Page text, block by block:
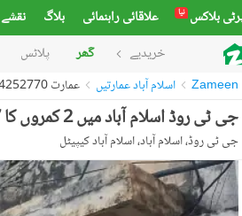
بلاکس نیا علاقائی راہنمائی بلاگ نقشے
خریدیے گھر پلاٹس
Zameen اسلام آباد عمارتیں عمارت 54252770
جی ٹی روڈ اسلام آباد میں 2 کمروں کا 7 مرلہ عمارت 2.8 کروڑ میں برائے فروخت۔
جی ٹی روڈ، اسلام آباد، اسلام آباد کیپیٹل